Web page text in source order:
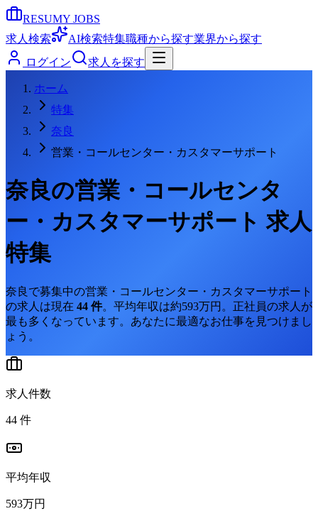
RESUMY JOBS
求人検索
AI検索特集職種から探す業界から探す
ログイン
求人を探す
ホーム
特集
奈良
営業・コールセンター・カスタマーサポート
奈良の営業・コールセンタ
ー・カスタマーサポート 求人
特集
奈良 で募集中の営業・コールセンター・カスタマーサポート
の求人は現在 44 件。 平均年収は約593万円。 正社員の求人が
最も多くなっています。 あなたに最適なお仕事を見つけまし
ょう。
求人件数
44 件
平均年収
593万円